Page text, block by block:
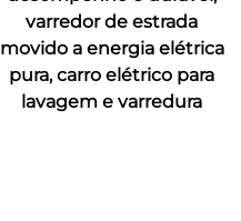
varredor de estrada
movido a energia elétrica
pura, carro elétrico para
lavagem e varredura